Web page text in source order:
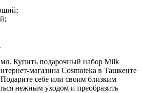
Купить подарочный набор Milk
магазина Cosmoteka в Ташкенте
себе или своим близким
нежным уходом и преобразить